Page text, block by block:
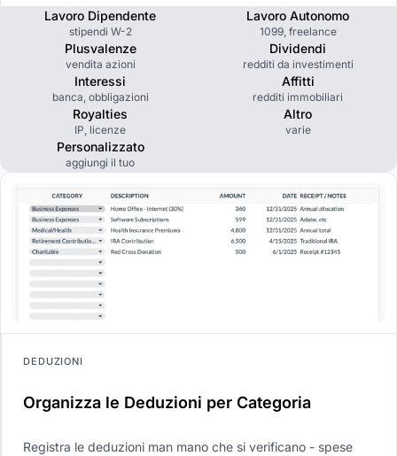
Lavoro Dipendente
stipendi W-2
Lavoro Autonomo
1099, freelance
Plusvalenze
vendita azioni
Dividendi
redditi da investimenti
Interessi
banca, obbligazioni
Affitti
redditi immobiliari
Royalties
IP, licenze
Altro
varie
Personalizzato
aggiungi il tuo
DEDUZIONI
Organizza le Deduzioni per Categoria
Registra le deduzioni man mano che si verificano - spese